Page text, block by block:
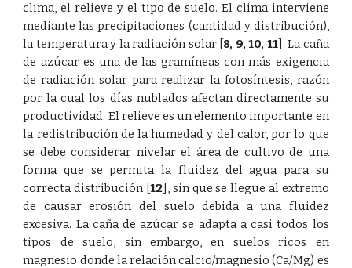
clima, el relieve y el tipo de suelo. El clima interviene
mediante las precipitaciones (cantidad y distribución),
la temperatura y la radiación solar [8, 9,10, 11] . La caña
de azúcar es una de las gramíneas con más exigencia
de radiación solar para realizar la fotosíntesis, razón
por la cual los días nublados afectan directamente su
productividad. El relieve es un elemento importante en
la redistribución de la humedad y del calor, por lo que
se debe considerar nivelar el área de cultivo de una
forma que se permita la fluidez del agua para su
correcta distribución [12] , sin que se llegue al extremo
de causar erosión del suelo debida a una fluidez
excesiva. La caña de azúcar se adapta a casi todos los
tipos de suelo, sin embargo, en suelos ricos en
magnesio donde la relación calcio/magnesio (Ca/Mg) es